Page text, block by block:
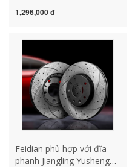
Sienna Sega sửa đổi đĩa
1,296,000 đ
Feidian phù hợp với đĩa
phanh Jiangling Yusheng